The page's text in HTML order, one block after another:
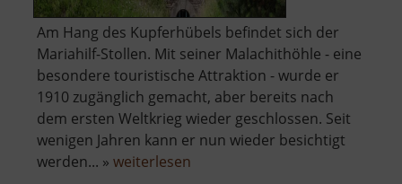
Am Hang des Kupferhübels befindet sich der
Mariahilf-Stollen. Mit seiner Malachithöhle - eine
besondere touristische Attraktion - wurde er
1910 zugänglich gemacht, aber bereits nach
dem ersten Weltkrieg wieder geschlossen. Seit
wenigen Jahren kann er nun wieder besichtigt
werden... » weiterlesen